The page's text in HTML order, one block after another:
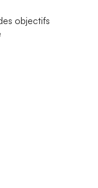
objectifs